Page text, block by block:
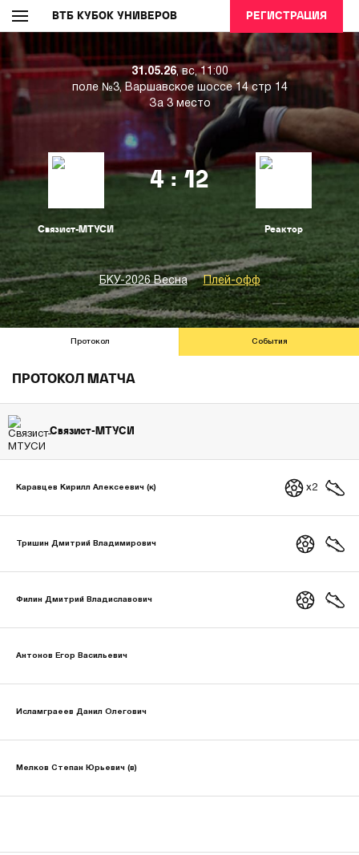
ВТБ КУБОК УНИВЕРОВ РЕГИСТРАЦИЯ
31.05.26, вс, 11:00
поле №3, Варшавское шоссе 14 стр 14
За 3 место
Связист-МТУСИ
4 : 12
Реактор
БКУ-2026 Весна Плей-офф
Протокол События
ПРОТОКОЛ МАТЧА
Связист-МТУСИ
Каравцев Кирилл Алексеевич (к) x2
Тришин Дмитрий Владимирович
Филин Дмитрий Владиславович
Антонов Егор Васильевич
Исламграеев Данил Олегович
Мелков Степан Юрьевич (в)